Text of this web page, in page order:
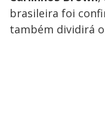
brasileira foi
também dividirá